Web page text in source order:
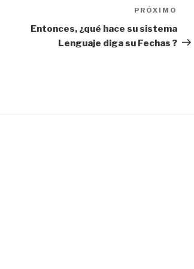
post
PRÓXIMO
Entonces, ¿qué hace su sistema
Lenguaje diga su Fechas ?